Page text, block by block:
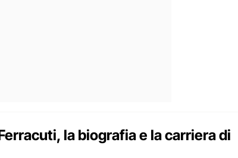
la biografia e la carriera di